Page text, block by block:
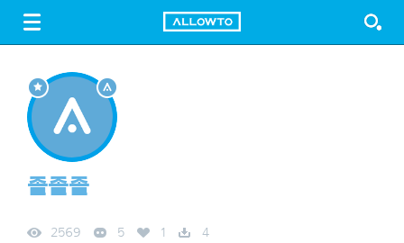
FREE DOWNLOAD
졸졸졸
2569 5 1 4